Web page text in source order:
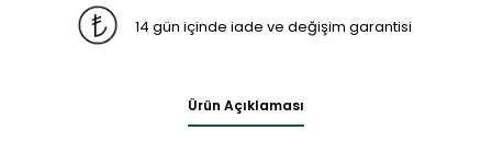
14 gün içinde iade ve değişim garantisi
Ürün Açıklaması